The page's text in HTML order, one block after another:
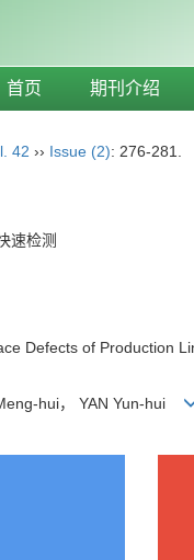
首页 期刊介绍
42 ›› Issue (2): 276-281.
速检测
Defects of Production
hui， YAN Yun-hui